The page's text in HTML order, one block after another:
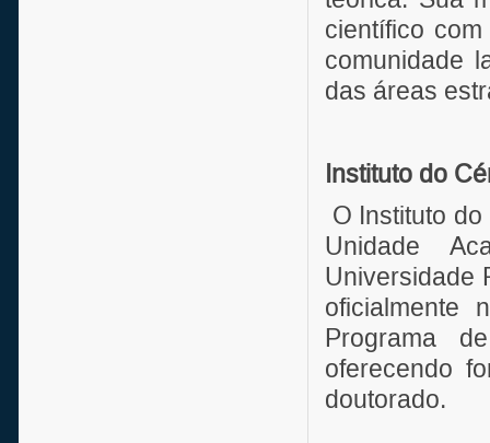
científico
comunidade
das áreas
Instituto do
O Instituto
Unidade
Universidade
oficialmente
Programa
oferecendo
doutorado.